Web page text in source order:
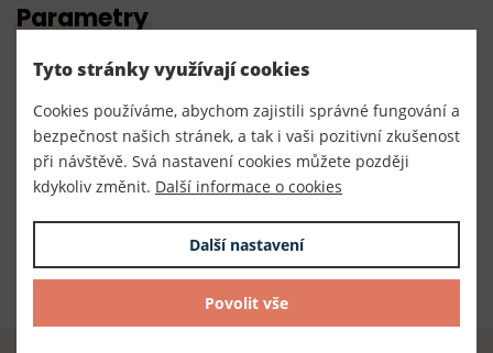
Parametry
Číslo produktu:
050066
Výrobce
Český výrobce
Dodavatel
Tyto stránky využívají cookies
Cookies používáme, abychom zajistili správné fungování a
bezpečnost našich stránek, a tak i vaši pozitivní zkušenost
při návštěvě. Svá nastavení cookies můžete později
kdykoliv změnit. Další informace o cookies
Další nastavení
Povolit vše